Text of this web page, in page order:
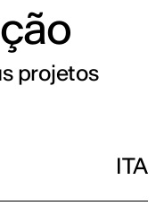
projetos
ITA